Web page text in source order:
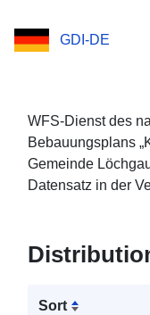
GDI-DE
WFS-Dienst des
Bebauungsplans
Gemeinde
Datensatz in der
Sort